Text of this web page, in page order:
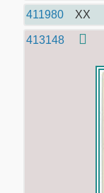
411980 XX
413148